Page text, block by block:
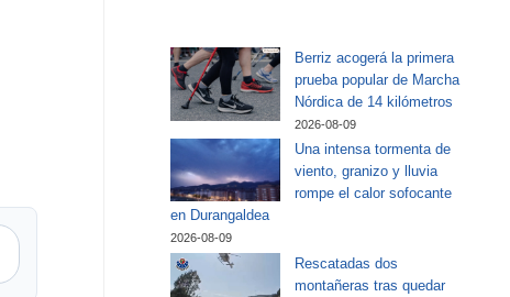
Berriz acogerá la primera
prueba popular de Marcha
Nórdica de 14 kilómetros
2026-08-09
Una intensa tormenta de
viento, granizo y lluvia
rompe el calor sofocante
en Durangaldea
2026-08-09
Rescatadas dos
montañeras tras quedar